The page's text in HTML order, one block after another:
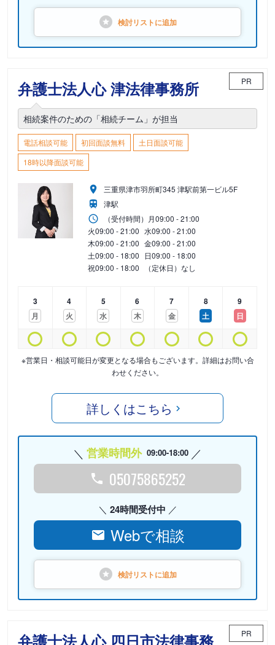
検討リストに追加
弁護士法人心 津法律事務所 PR
相続案件のための「相続チーム」が担当
電話相談可能 初回面談無料
土日面談可能
18時以降面談可能
三重県津市羽所町345 津駅前第一ビル5F
津駅
（受付時間） 月09:00 - 21:00
火09:00 - 21:00 水09:00 - 21:00
木09:00 - 21:00 金09:00 - 21:00
土09:00 - 18:00 日09:00 - 18:00
祝09:00 - 18:00 （定休日）なし
3
月
4
火
5
水
6
木
7
金
8
土
9
日
※営業日・相談可能日が変更となる場合もございます。詳細はお問い合
わせください。
詳しくはこちら
営業時間外 09:00-18:00
05075865252
24時間受付中
Webで相談
検討リストに追加
弁護士法人心 四日市法律事務
PR